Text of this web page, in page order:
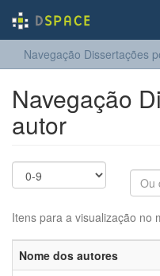
Navegação Dissertações
Navegação
autor
Itens para a visualização no
Nome dos autores